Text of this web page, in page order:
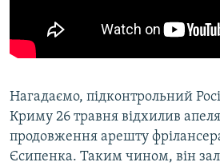
Нагадаємо, підконтрольний
Криму 26 травня відхилив
продовження арешту
Єсипенка. Таким чином, він